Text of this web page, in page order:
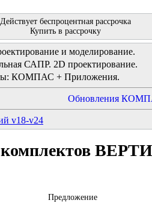
Действует беспроцентная рассрочка
Купить в рассрочку
и моделирование.
САПР. 2D проектирование.
КОМПАС + Приложения.
Обновления
v18-v24
комплектов
Предложение